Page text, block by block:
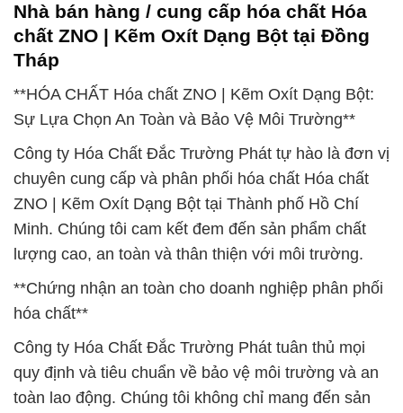
Nhà bán hàng / cung cấp hóa chất Hóa
chất ZNO | Kẽm Oxít Dạng Bột tại Đồng
Tháp
**HÓA CHẤT Hóa chất ZNO | Kẽm Oxít Dạng Bột:
Sự Lựa Chọn An Toàn và Bảo Vệ Môi Trường**
Công ty Hóa Chất Đắc Trường Phát tự hào là đơn vị
chuyên cung cấp và phân phối hóa chất Hóa chất
ZNO | Kẽm Oxít Dạng Bột tại Thành phố Hồ Chí
Minh. Chúng tôi cam kết đem đến sản phẩm chất
lượng cao, an toàn và thân thiện với môi trường.
**Chứng nhận an toàn cho doanh nghiệp phân phối
hóa chất**
Công ty Hóa Chất Đắc Trường Phát tuân thủ mọi
quy định và tiêu chuẩn về bảo vệ môi trường và an
toàn lao động. Chúng tôi không chỉ mang đến sản